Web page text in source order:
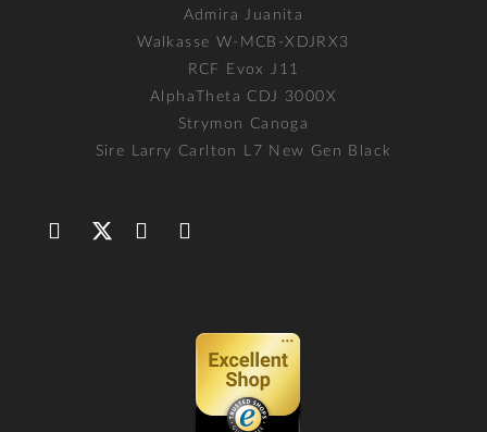
Admira Juanita
Walkasse W-MCB-XDJRX3
RCF Evox J11
AlphaTheta CDJ 3000X
Strymon Canoga
Sire Larry Carlton L7 New Gen Black